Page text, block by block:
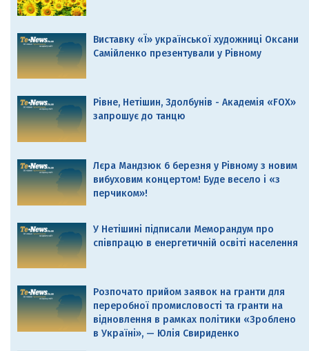
Виставку «Ї» української художниці Оксани
Самійленко презентували у Рівному
Рівне, Нетішин, Здолбунів - Академія «FOX»
запрошує до танцю
Лєра Мандзюк 6 березня у Рівному з новим
вибуховим концертом! Буде весело і «з
перчиком»!
У Нетішині підписали Меморандум про
співпрацю в енергетичній освіті населення
Розпочато прийом заявок на гранти для
переробної промисловості та гранти на
відновлення в рамках політики «Зроблено
в Україні», — Юлія Свириденко